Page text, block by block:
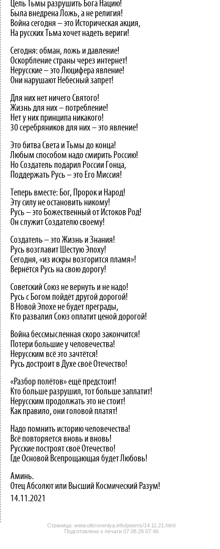
Цель Тьмы разрушить Бога Нацию!
Была внедрена Ложь, а не религия!
Война сегодня – это Историческая акция,
На русских Тьма хочет надеть вериги!
Сегодня: обман, ложь и давление!
Оскорбление страны через интернет!
Нерусские – это Люцифера явление!
Они нарушают Небесный запрет!
Для них нет ничего Святого!
Жизнь для них – потребление!
Нет у них принципа никакого!
30 серебряников для них – это явление!
Это битва Света и Тьмы до конца!
Любым способом надо смирить Россию!
Но Создатель подарил России Гонца,
Поддержать Русь – это Его Миссия!
Теперь вместе: Бог, Пророк и Народ!
Эту силу не остановить никому!
Русь – это Божественный от Истоков Род!
Он служит Создателю своему!
Создатель – это Жизнь и Знания!
Русь возглавит Шестую Эпоху!
Сегодня, «из искры возгорится пламя»!
Вернётся Русь на свою дорогу!
Советский Союз не вернуть и не надо!
Русь с Богом пойдёт другой дорогой!
В Новой Эпохе не будет преграды,
Кто развалил Союз оплатит ценой дорогой!
Война бессмысленная скоро закончится!
Потери большие у человечества!
Нерусским всё это зачтётся!
Русь достроит в Духе своё Отечество!
«Разбор полётов» ещё предстоит!
Кто больше разрушил, тот больше заплатит!
Нерусским продолжать это не стоит!
Как правило, они головой платят!
Надо помнить историю человечества!
Всё повторяется вновь и вновь!
Русские построят своё Отечество!
Где Основой Всепрощающая будет Любовь!
Аминь.
Отец Абсолют или Высший Космический Разум!
14.11.2021
Страница: www.otkroveniya.info/poems/14.11.21.html
Подготовлено к печати 07.08.26 07:46